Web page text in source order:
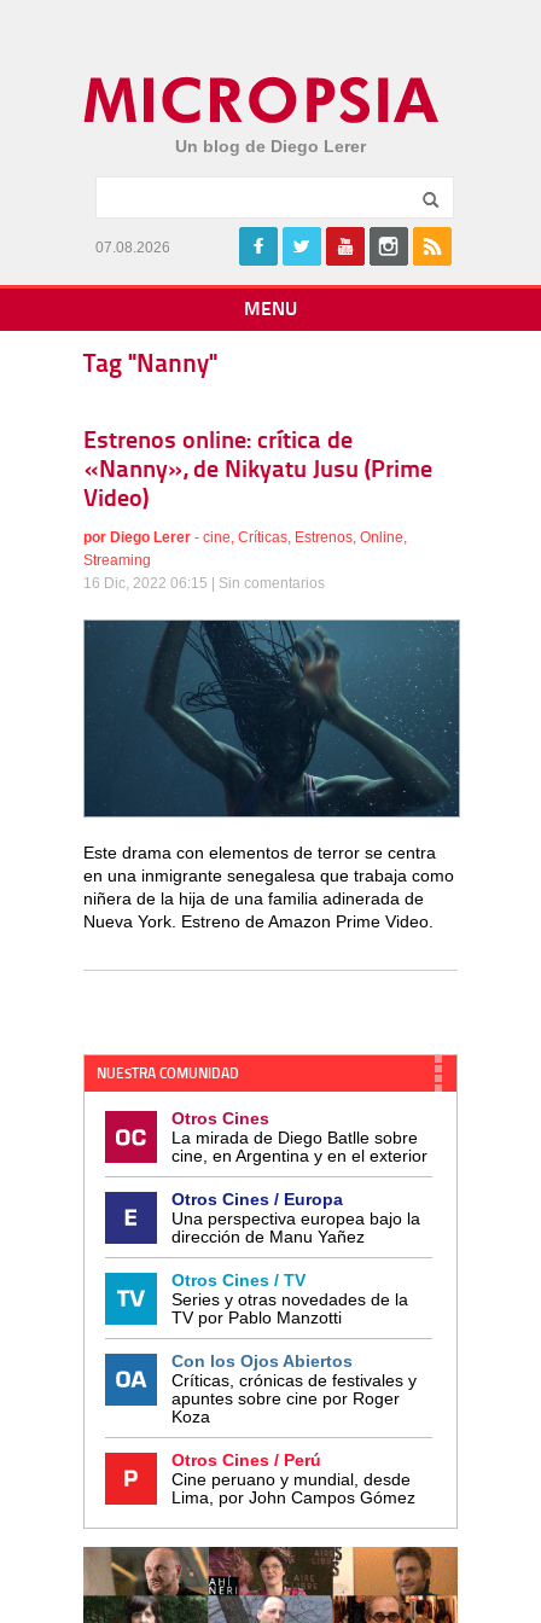
Un blog de Diego Lerer
07.08.2026
MENU
Tag "Nanny"
Estrenos online: crítica de
«Nanny», de Nikyatu Jusu (Prime
Video)
por Diego Lerer - cine, Críticas, Estrenos, Online,
Streaming
16 Dic, 2022 06:15 | Sin comentarios
Este drama con elementos de terror se centra
en una inmigrante senegalesa que trabaja como
niñera de la hija de una familia adinerada de
Nueva York. Estreno de Amazon Prime Video.
NUESTRA COMUNIDAD
Otros Cines
La mirada de Diego Batlle sobre
cine, en Argentina y en el exterior
Otros Cines / Europa
Una perspectiva europea bajo la
dirección de Manu Yañez
Otros Cines / TV
Series y otras novedades de la
TV por Pablo Manzotti
Con los Ojos Abiertos
Críticas, crónicas de festivales y
apuntes sobre cine por Roger
Koza
Otros Cines / Perú
Cine peruano y mundial, desde
Lima, por John Campos Gómez